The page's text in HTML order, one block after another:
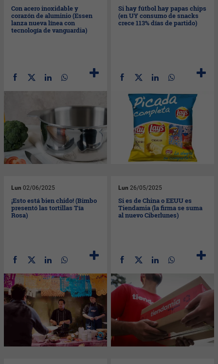
Con acero inoxidable y
corazón de aluminio (Essen
lanza nueva línea con
tecnología de vanguardia)
Si hay fútbol hay papas chips
(en UY consumo de snacks
crece 113% días de partido)
Lun 02/06/2025
¡Esto está bien chido! (Bimbo
presentó las tortillas Tía
Rosa)
Lun 26/05/2025
Si es de China o EEUU es
Tiendamia (la firma se suma
al nuevo Ciberlunes)